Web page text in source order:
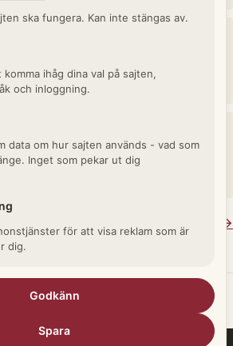
ansvarade för regementsfanan och
Se alla termer i Yrken och titlar →
titlar‹ Arkivlexikon startsida
ska fungera. Kan inte stängas av.
ihåg dina val på sajten,
och inloggning.
data om hur sajten används - vad som
Inget som pekar ut dig
för att visa reklam som är
dig.
Godkänn
Spara